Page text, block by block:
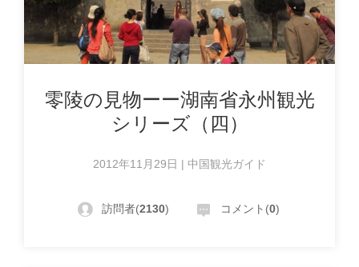
零陵の見物ーー湖南省永州観光
シリーズ（四）
2012年11月29日 | 中国観光ガイド
訪問者(2130) コメント(0)